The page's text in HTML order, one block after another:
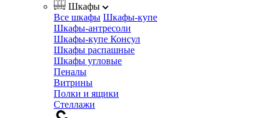
Шкафы
Все шкафы Шкафы-купе
Шкафы-антресоли
Шкафы-купе Консул
Шкафы распашные
Шкафы угловые
Пеналы
Витрины
Полки и ящики
Стеллажи